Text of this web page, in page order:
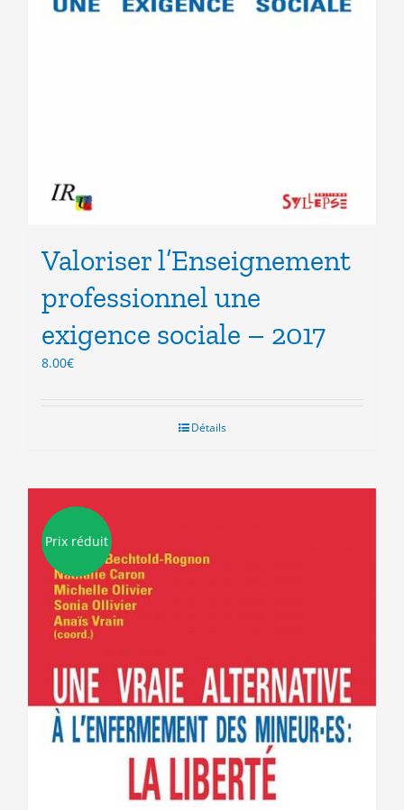
Valoriser l’Enseignement
professionnel une
exigence sociale – 2017
8.00€
Détails
Prix réduit